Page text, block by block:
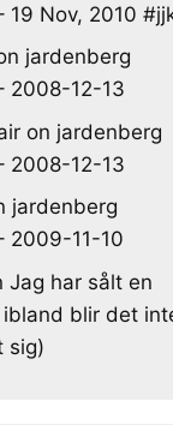
19 Nov, 2010
jardenberg
2008-12-13
on jardenberg
2008-12-13
jardenberg
2009-11-10
Jag har sålt en
blir det
sig)